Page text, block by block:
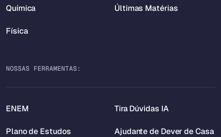
Química
Física
Últimas Matérias
NOSSAS FERRAMENTAS:
ENEM
Plano de Estudos
Tira Dúvidas IA
Ajudante de Dever de Casa